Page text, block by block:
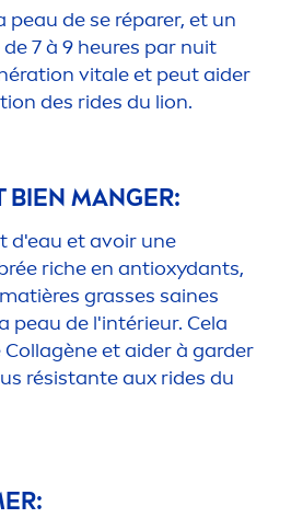
peau de se réparer, et un
7 à 9 heures par nuit
vitale et peut aider
des rides du lion.
BIEN MANGER:
t d'eau et avoir une
riche en antioxydants,
grasses saines
peau de l'intérieur. Cela
et aider à garder
résistante aux rides du